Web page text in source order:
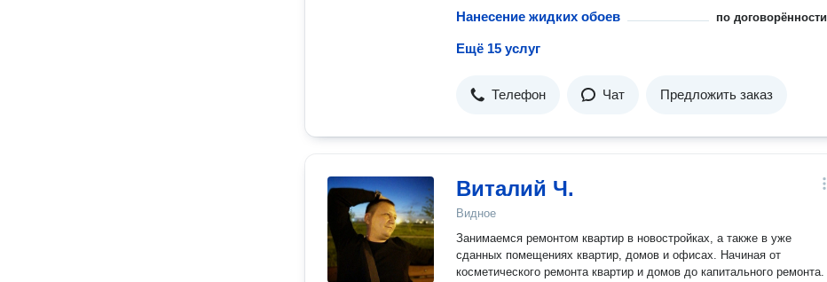
Нанесение жидких обоев по договорённости
Ещё 15 услуг
Телефон Чат Предложить заказ
Виталий Ч.
Видное
Занимаемся ремонтом квартир в новостройках, а также в уже
сданных помещениях квартир, домов и офисах. Начиная от
косметического ремонта квартир и домов до капитального ремонта.